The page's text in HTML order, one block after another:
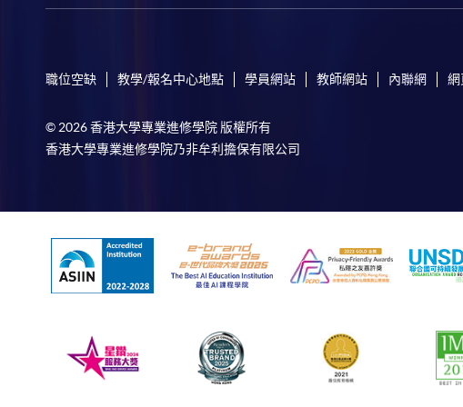
職位空缺 教學/報名中心地點 學員網站 教師網站 內聯網 網
© 2026 香港大學專業進修學院 版權所有
香港大學專業進修學院乃非牟利擔保有限公司